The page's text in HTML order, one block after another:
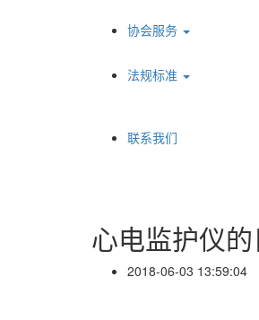
协会服务
法规标准
联系我们
心电监护仪
2018-06-03 13:59:04